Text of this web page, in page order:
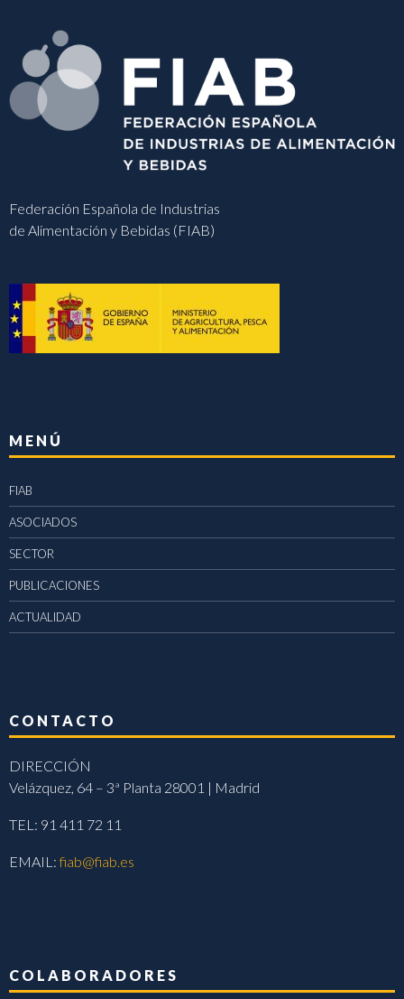
Federación Española de Industrias
de Alimentación y Bebidas (FIAB)
MENÚ
FIAB
ASOCIADOS
SECTOR
PUBLICACIONES
ACTUALIDAD
CONTACTO
DIRECCIÓN
Velázquez, 64 – 3ª Planta 28001 | Madrid
TEL: 91 411 72 11
EMAIL:fiab@fiab.es
COLABORADORES